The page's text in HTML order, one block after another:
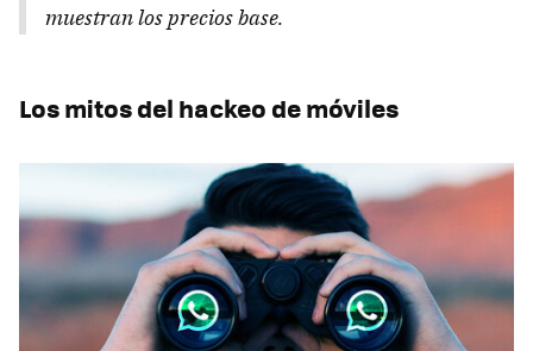
muestran los precios base.
Los mitos del hackeo de móviles